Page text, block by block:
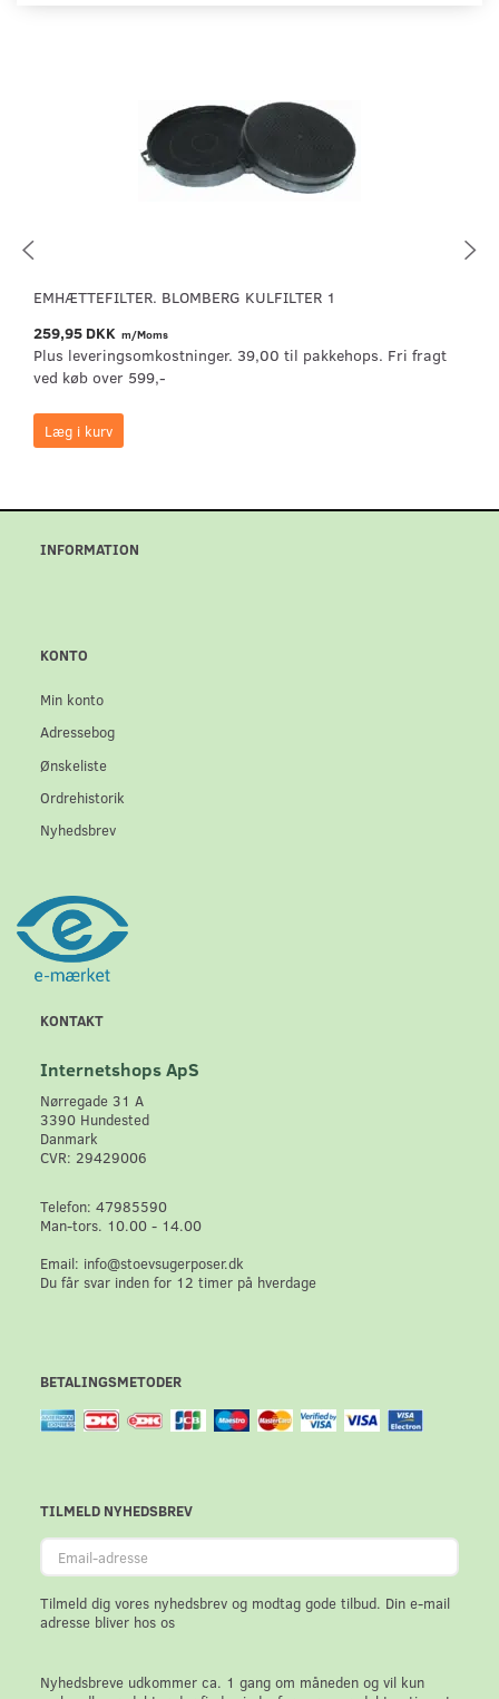
EMHÆTTEFILTER. BLOMBERG KULFILTER 1
259,95 DKK m/Moms
Plus leveringsomkostninger. 39,00 til pakkehops. Fri fragt
ved køb over 599,-
Læg i kurv
INFORMATION
KONTO
Min konto
Adressebog
Ønskeliste
Ordrehistorik
Nyhedsbrev
KONTAKT
Internetshops ApS
Nørregade 31 A
3390 Hundested
Danmark
CVR: 29429006
Telefon: 47985590
Man-tors. 10.00 - 14.00
Email: info@stoevsugerposer.dk
Du får svar inden for 12 timer på hverdage
BETALINGSMETODER
TILMELD NYHEDSBREV
Email-
adresse
Tilmeld dig vores nyhedsbrev og modtag gode tilbud. Din e-mail
adresse bliver hos os
Nyhedsbreve udkommer ca. 1 gang om måneden og vil kun